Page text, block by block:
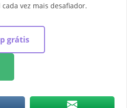
vez mais desafiador.
grátis